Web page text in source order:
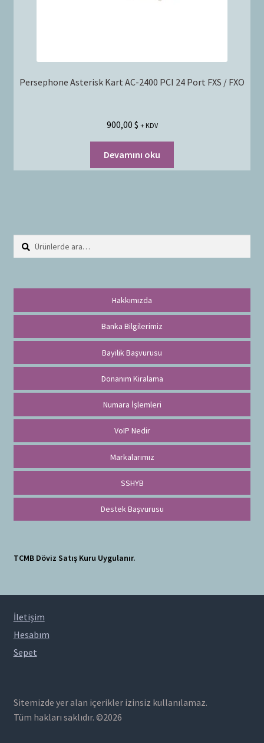
Persephone Asterisk Kart AC-2400 PCI 24 Port FXS / FXO
900,00 $ + KDV
Devamını oku
Ara:
Hakkımızda
Banka Bilgilerimiz
Bayilik Başvurusu
Donanım Kiralama
Numara İşlemleri
VoIP Nedir
Markalarımız
SSHYB
Destek Başvurusu
TCMB Döviz Satış Kuru Uygulanır.
İletişim
Hesabım
Sepet
Sitemizde yer alan içerikler izinsiz kullanılamaz.
Tüm hakları saklıdır. ©2026